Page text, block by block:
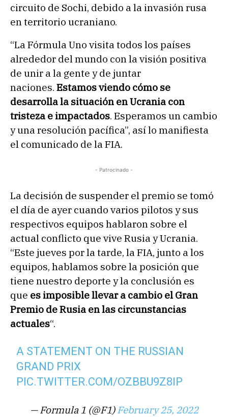
circuito de Sochi, debido a la invasión rusa
en territorio ucraniano.
“La Fórmula Uno visita todos los países
alrededor del mundo con la visión positiva
de unir a la gente y de juntar
naciones. Estamos viendo cómo se
desarrolla la situación en Ucrania con
tristeza e impactados. Esperamos un cambio
y una resolución pacífica”, así lo manifiesta
el comunicado de la FIA.
- Patrocinado -
La decisión de suspender el premio se tomó
el día de ayer cuando varios pilotos y sus
respectivos equipos hablaron sobre el
actual conflicto que vive Rusia y Ucrania.
“Este jueves por la tarde, la FIA, junto a los
equipos, hablamos sobre la posición que
tiene nuestro deporte y la conclusión es
que es imposible llevar a cambio el Gran
Premio de Rusia en las circunstancias
actuales“.
A STATEMENT ON THE RUSSIAN
GRAND PRIX
PIC.TWITTER.COM/OZBBU9Z8IP
— Formula 1 (@F1)February 25, 2022